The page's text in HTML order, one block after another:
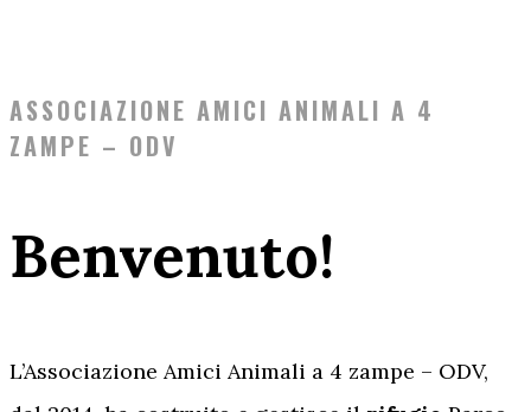
ASSOCIAZIONE AMICI ANIMALI A 4
ZAMPE – ODV
Benvenuto!
L’Associazione Amici Animali a 4 zampe – ODV,